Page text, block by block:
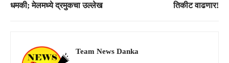
धमकी; मेलमध्ये द्रमुकचा उल्लेख
तिकीट वाढणार!
Team News Danka